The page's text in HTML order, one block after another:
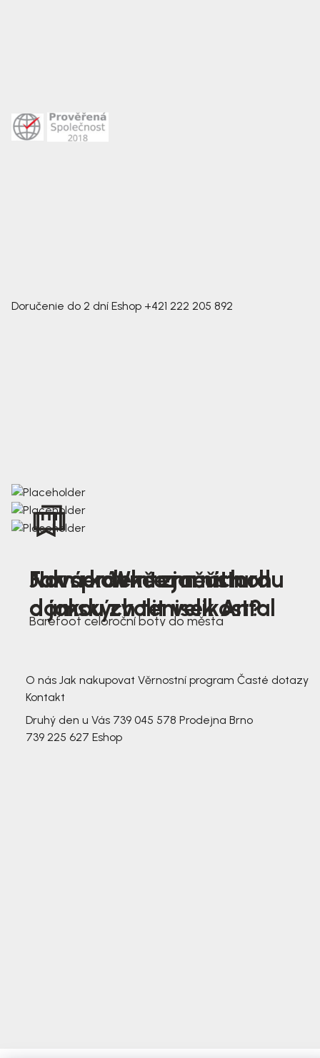
Doručenie do 2 dní Eshop +421 222 205 892
Nová kolekce jarních
dámských tenisek Antal
Jak správně změřit nohu
a jakou zvolit velikost?
Farmer Winter mustard
Barefoot celoroční boty do města
O nás Jak nakupovat Věrnostní program Časté dotazy
Kontakt
Druhý den u Vás 739 045 578 Prodejna Brno
739 225 627 Eshop